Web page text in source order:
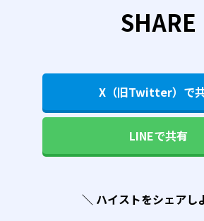
SHARE
X（旧Twitter）で
LINEで共有
＼ ハイストをシェアし